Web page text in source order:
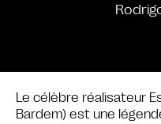
Le célèbre réalisateur
Bardem) est une